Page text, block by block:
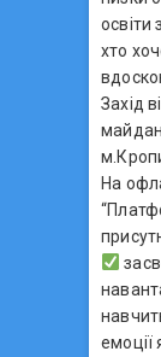
освіти
хто
Захід
На
емоції